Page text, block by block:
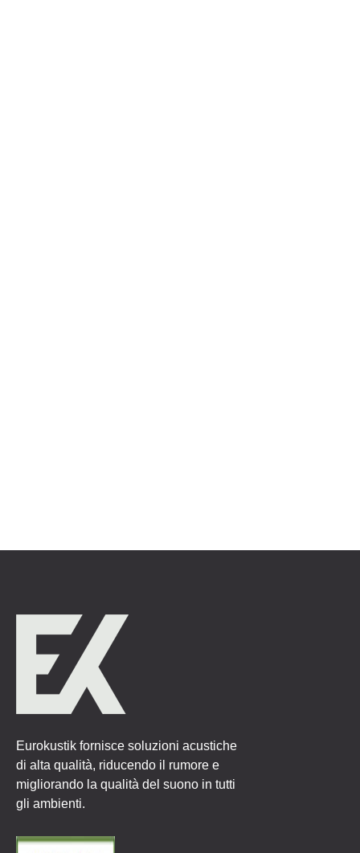
Eurokustik fornisce soluzioni acustiche
di alta qualità, riducendo il rumore e
migliorando la qualità del suono in tutti
gli ambienti.